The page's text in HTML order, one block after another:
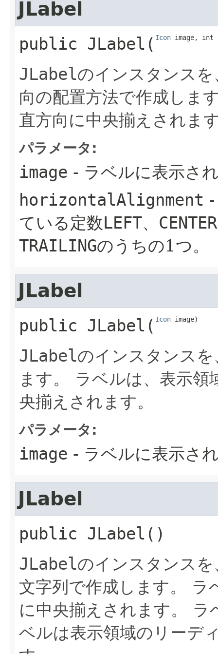
JLabel
public JLabel ​( Icon image, int
JLabelのインスタンス
向の配置方法で作成しま
直方向に中央揃えされま
パラメータ:
image - ラベルに表示さ
horizontalAlignment
ている定数LEFT、 CENTER
TRAILINGのうちの1つ。
JLabel
public JLabel ​( Icon image)
JLabelのインスタンス
ます。
ラベルは、表示領
央揃えされます。
パラメータ:
image - ラベルに表示さ
JLabel
public JLabel ()
JLabelのインスタンス
文字列で作成します。
ラ
に中央揃えされます。
ラ
ベルは表示領域のリーデ